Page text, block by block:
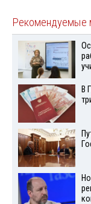
Рекомендуемые
В